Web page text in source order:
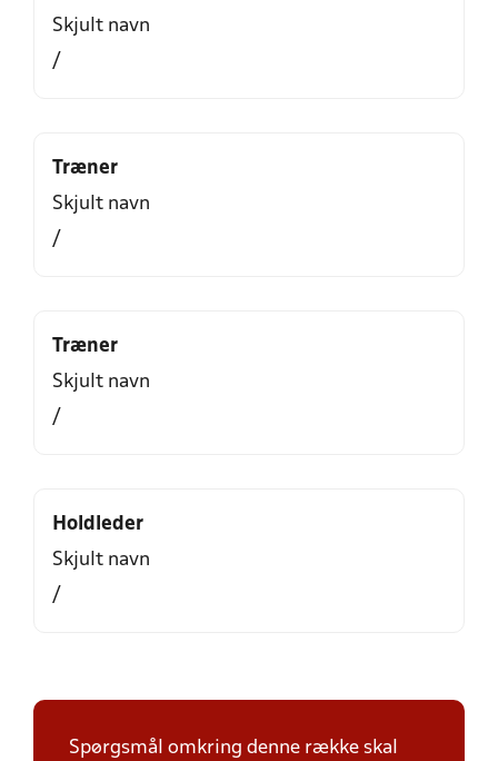
Skjult navn
/
Træner
Skjult navn
/
Træner
Skjult navn
/
Holdleder
Skjult navn
/
Spørgsmål omkring denne række skal